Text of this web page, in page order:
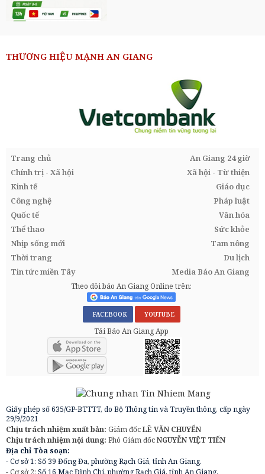
THƯƠNG HIỆU MẠNH AN GIANG
Trang chủ
An Giang 24 giờ
Chính trị - Xã hội
Xã hội - Từ thiện
Kinh tế
Giáo dục
Công nghệ
Pháp luật
Quốc tế
Văn hóa
Thể thao
Sức khỏe
Nhịp sống mới
Tam nông
Thời trang
Du lịch
Tin tức miền Tây
Media Báo An Giang
Theo dõi báo An Giang Online trên:
FACEBOOK YOUTUBE
Tải Báo An Giang App
Giấy phép số 635/GP-BTTTT, do Bộ Thông tin và Truyền thông, cấp ngày
29/9/2021
Chịu trách nhiệm xuất bản: Giám đốcLÊ VĂN CHUYỂN
Chịu trách nhiệm nội dung: Phó Giám đốcNGUYỄN VIỆT TIẾN
Địa chỉ Tòa soạn:
- Cơ sở 1: Số 39 Đống Đa, phường Rạch Giá, tỉnh An Giang.